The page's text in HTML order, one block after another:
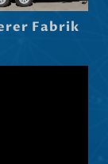
Fabrik